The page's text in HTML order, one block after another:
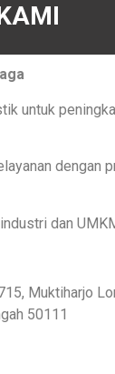
untuk
dengan
dan
Muktiharjo
50111